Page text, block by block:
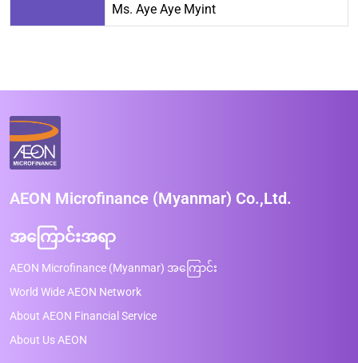
Ms. Aye Aye Myint
AEON Microfinance (Myanmar) Co.,Ltd.
အကြောင်းအရာ
AEON Microfinance (Myanmar) အကြောင်း
World Wide AEON Network
About AEON Financial Service
About Us AEON